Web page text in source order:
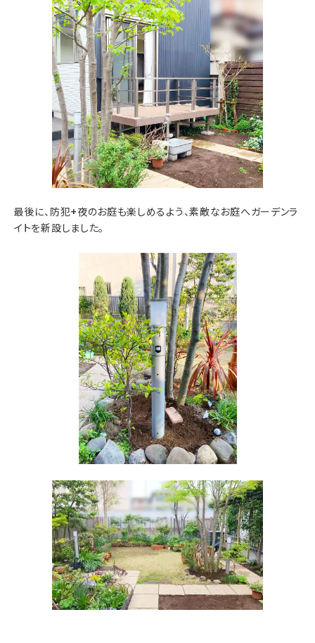
最後に、防犯+夜のお庭も楽しめるよう、素敵なお庭へガーデンラ
イトを新設しました。